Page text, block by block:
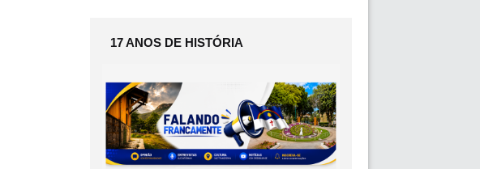
17 ANOS DE HISTÓRIA